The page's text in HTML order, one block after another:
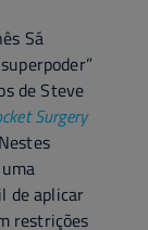
Sá
de Steve
Surgery
de aplicar
restrições